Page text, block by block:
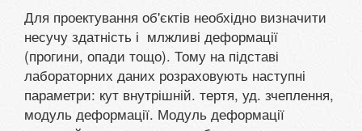
Для проектування об'єктів необхідно визначити
несучу здатність і млжливі деформації
(прогини, опади тощо). Тому на підставі
лабораторних даних розраховують наступні
параметри: кут внутрішній. тертя, уд. зчеплення,
модуль деформації. Модуль деформації